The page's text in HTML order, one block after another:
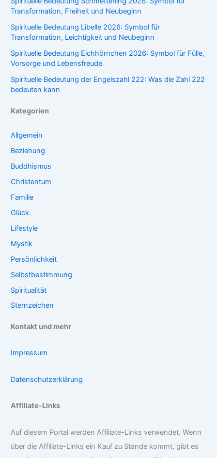
Transformation, Freiheit und Neubeginn
Spirituelle Bedeutung Libelle 2026: Symbol für
Transformation, Leichtigkeit und Neubeginn
Spirituelle Bedeutung Eichhörnchen 2026: Symbol für Fülle,
Vorsorge und Lebensfreude
Spirituelle Bedeutung der Engelszahl 222: Was die Zahl 222
bedeuten kann
Kategorien
Allgemein
Beziehung
Buddhismus
Christentum
Familie
Glück
Lifestyle
Mystik
Persönlichkeit
Selbstbestimmung
Spiritualität
Sternzeichen
Kontakt und mehr
Impressum
Datenschutzerklärung
Affiliate-Links
Auf diesem Portal werden Affiliate-Links verwendet. Wenn
über die Affiliate-Links ein Kauf zu Stande kommt, gibt es